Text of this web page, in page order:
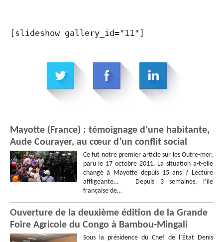
[slideshow gallery_id="11"]
Mayotte (France) : témoignage d’une habitante,
Aude Courayer, au cœur d’un conflit social
Ce fut notre premier article sur les Outre-mer,
paru le 17 octobre 2011. La situation a-t-elle
changé à Mayotte depuis 15 ans ? Lecture
affligeante… Depuis 3 semaines, l’île
française de…
Ouverture de la deuxième édition de la Grande
Foire Agricole du Congo à Bambou-Mingali
Sous la présidence du Chef de l’État Denis